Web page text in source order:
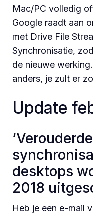
Mac/PC volledig
Google raadt aan
met Drive File
Synchronisatie,
de nieuwe
anders, je zult er
Update
desktops
2018
Heb je een e-mail